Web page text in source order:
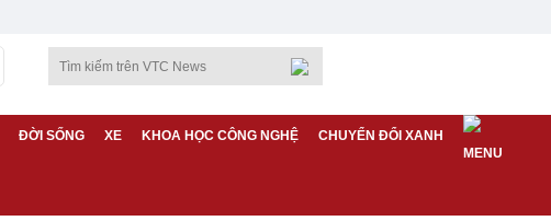
ĐỜI SỐNG XE KHOA HỌC CÔNG NGHỆ CHUYỂN ĐỔI XANH